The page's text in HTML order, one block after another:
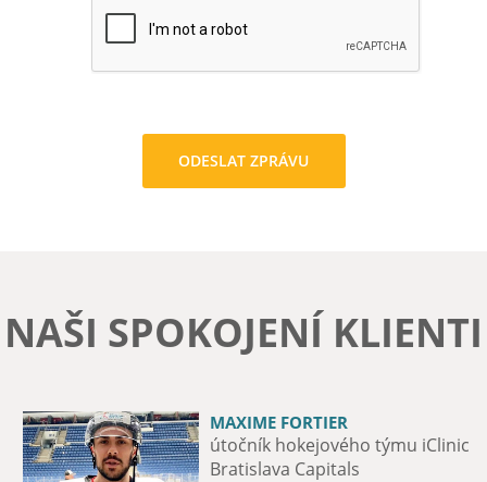
NAŠI SPOKOJENÍ KLIENTI
MAXIME FORTIER
útočník hokejového týmu iClinic
Bratislava Capitals
JURIJ MEDVEDĚV
fotbalový obránce, ŠK Slovan